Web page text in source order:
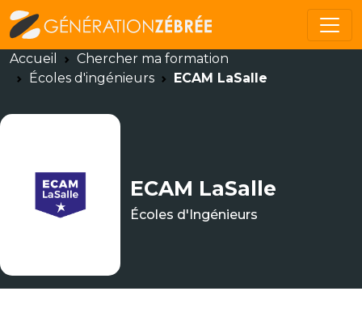
Accueil
Chercher ma formation
Écoles d'ingénieurs
ECAM LaSalle
ECAM LaSalle
Écoles d'Ingénieurs